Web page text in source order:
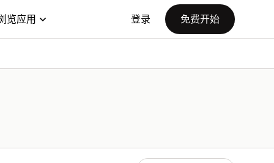
览应用 登录 免费开始